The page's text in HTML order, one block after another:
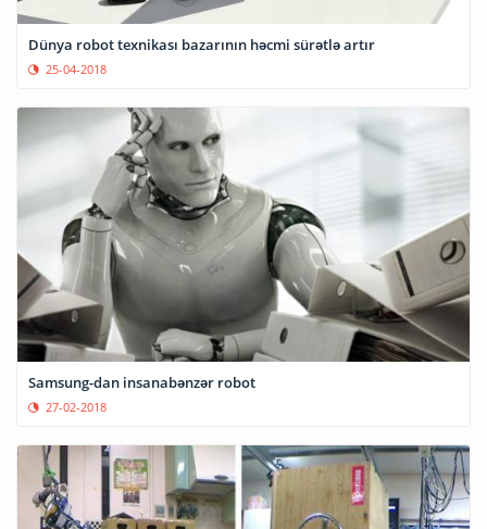
Dünya robot texnikası bazarının həcmi sürətlə artır
25-04-2018
Samsung-dan insanabənzər robot
27-02-2018